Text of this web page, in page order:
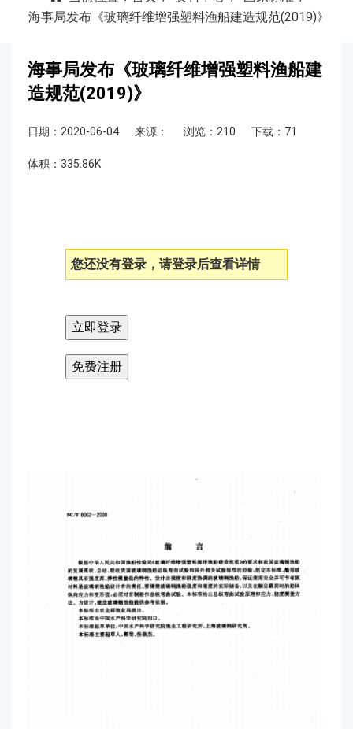
海事局发布《玻璃纤维增强塑料渔船建造规范(2019)》
海事局发布《玻璃纤维增强塑料渔船建
造规范(2019)》
日期：2020-06-04 来源： 浏览：210 下载：71
体积：335.86K
您还没有登录，请登录后查看详情